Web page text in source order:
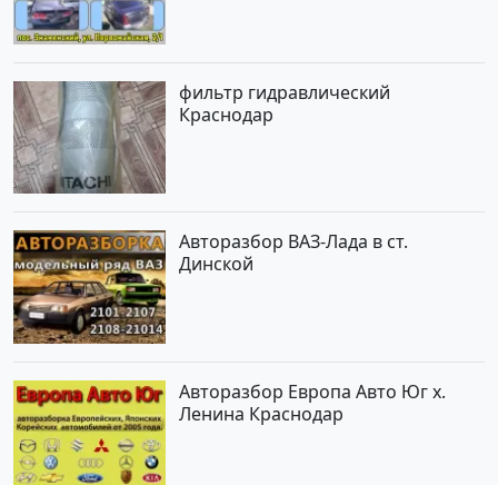
фильтр гидравлический
Краснодар
Авторазбор ВАЗ-Лада в ст.
Динской
Авторазбор Европа Авто Юг х.
Ленина Краснодар